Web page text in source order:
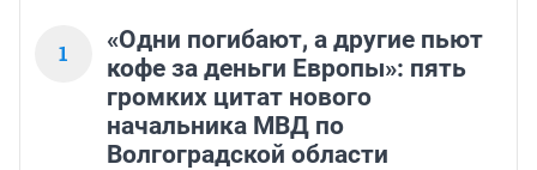
1
«Одни погибают, а другие пьют
кофе за деньги Европы»: пять
громких цитат нового
начальника МВД по
Волгоградской области